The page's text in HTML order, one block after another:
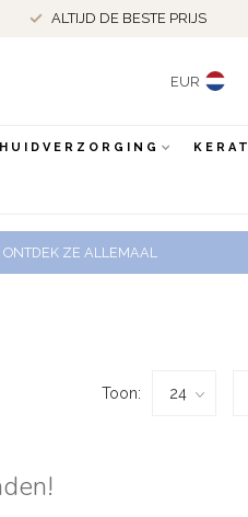
ALTIJD DE BESTE PRIJS
EUR
ONTDEK ZE ALLEMAAL
Toon: